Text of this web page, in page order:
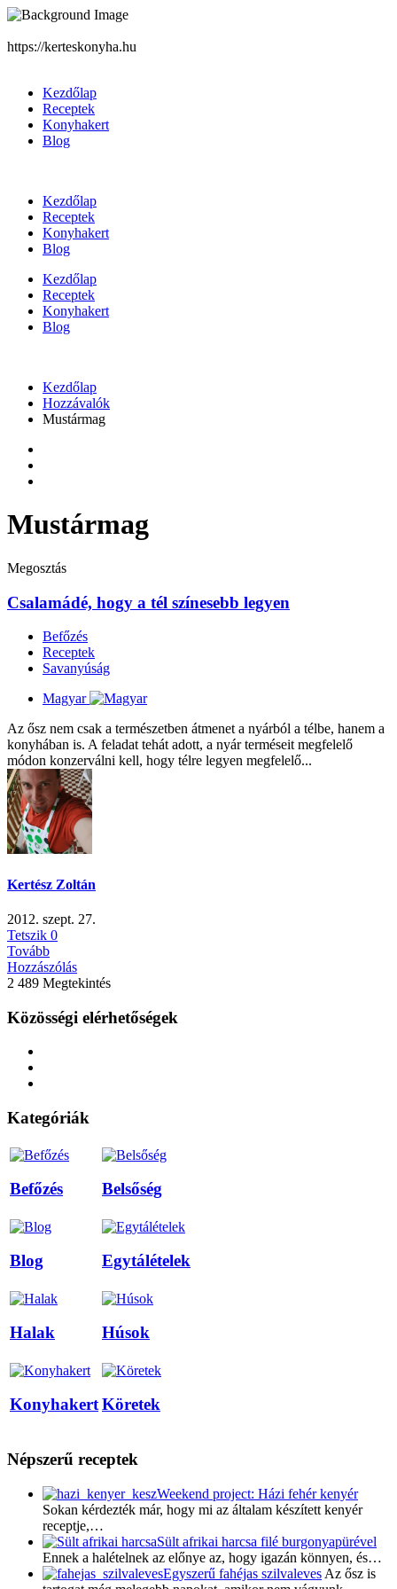
https://kerteskonyha.hu
Kezdőlap
Receptek
Konyhakert
Blog
Kezdőlap
Receptek
Konyhakert
Blog
Kezdőlap
Receptek
Konyhakert
Blog
Kezdőlap
Hozzávalók
Mustármag
Mustármag
Megosztás
Csalamádé, hogy a tél színesebb legyen
Befőzés
Receptek
Savanyúság
Magyar
Az ősz nem csak a természetben átmenet a nyárból a télbe, hanem a
konyhában is. A feladat tehát adott, a nyár terméseit megfelelő
módon konzerválni kell, hogy télre legyen megfelelő...
Kertész Zoltán
2012. szept. 27.
Tetszik 0
Tovább
Hozzászólás
2 489 Megtekintés
Közösségi elérhetőségek
Kategóriák
Befőzés Belsőség
Blog Egytálételek
Halak Húsok
KonyhakertKöretek
Népszerű receptek
Weekend project: Házi fehér kenyér
Sokan kérdezték már, hogy mi az általam készített kenyér
receptje,…
Sült afrikai harcsa filé burgonyapürével
Ennek a halételnek az előnye az, hogy igazán könnyen, és…
Egyszerű fahéjas szilvaleves Az ősz is